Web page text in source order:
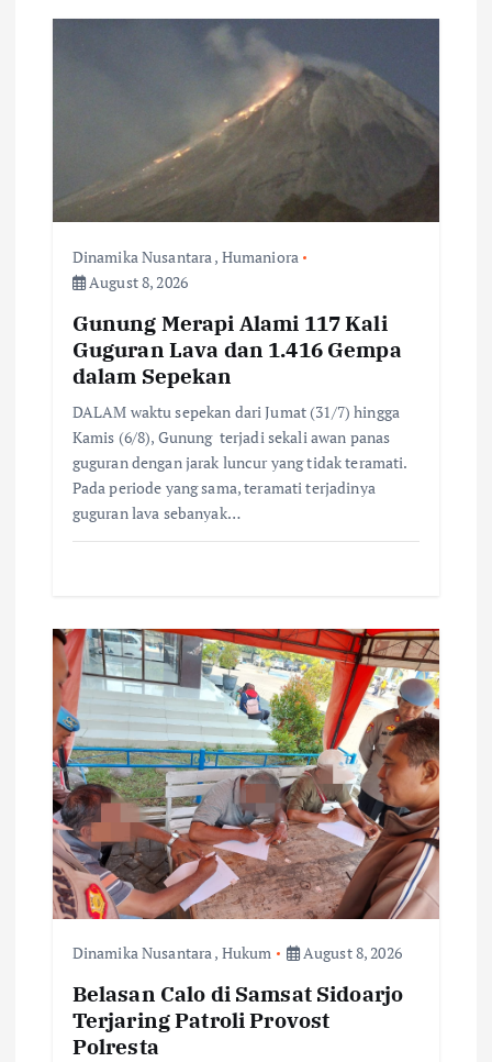
Dinamika Nusantara , Humaniora
August 8, 2026
Gunung Merapi Alami 117 Kali
Guguran Lava dan 1.416 Gempa
dalam Sepekan
DALAM waktu sepekan dari Jumat (31/7) hingga
Kamis (6/8), Gunung terjadi sekali awan panas
guguran dengan jarak luncur yang tidak teramati.
Pada periode yang sama, teramati terjadinya
guguran lava sebanyak…
Dinamika Nusantara, Hukum August 8, 2026
Belasan Calo di Samsat Sidoarjo
Terjaring Patroli Provost
Polresta